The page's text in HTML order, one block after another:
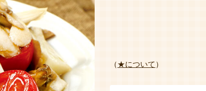
（★について ）